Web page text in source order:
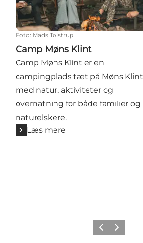
Foto: Mads Tolstrup
Camp Møns Klint
Camp Møns Klint er en
campingplads tæt på Møns Klint
med natur, aktiviteter og
overnatning for både familier og
naturelskere.
Læs mere
ForrigeNæste